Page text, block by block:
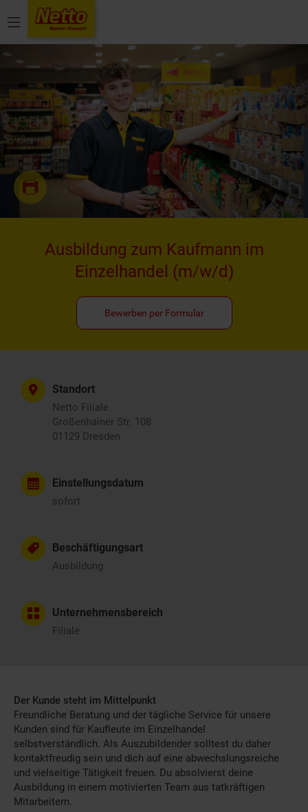
Menü
Ausbildung zum Kaufmann im
Einzelhandel (m/w/d)
Bewerben per Formular
Standort
Netto Filiale
Großenhainer Str. 108
01129 Dresden
Einstellungsdatum
sofort
Beschäftigungsart
Ausbildung
Unternehmensbereich
Filiale
Der Kunde steht im Mittelpunkt
Freundliche Beratung und der tägliche Service für unsere
Kunden sind für Kaufleute im Einzelhandel
selbstverständlich. Als Auszubildender solltest du daher
kontaktfreudig sein und dich auf eine abwechslungsreiche
und vielseitige Tätigkeit freuen. Du absolvierst deine
Ausbildung in einem motivierten Team aus tatkräftigen
Mitarbeitern.